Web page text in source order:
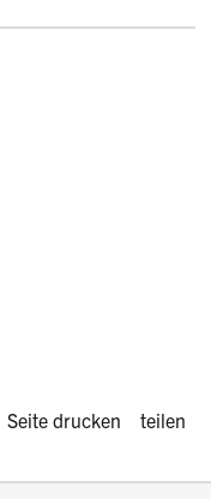
Diese Seite
Seite drucken teilen